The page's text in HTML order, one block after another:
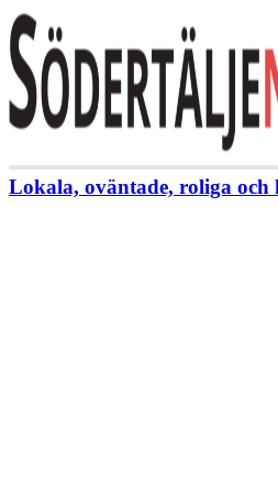
Lokala, oväntade, roliga och